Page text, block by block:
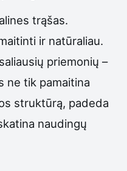
trąšas.
ir natūraliau.
priemonių –
ne tik pamaitina
struktūrą, padeda
naudingų